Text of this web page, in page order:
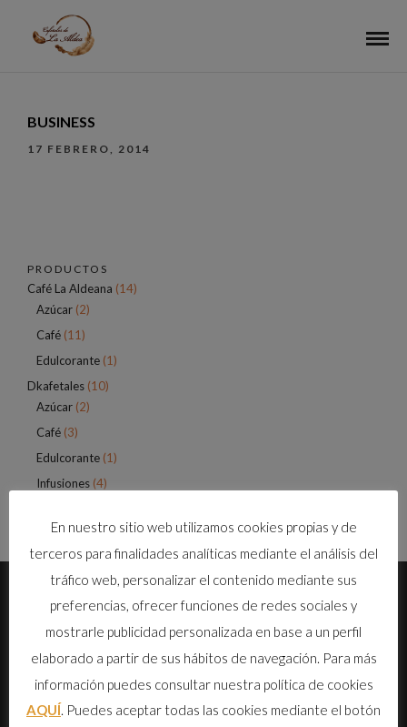
BUSINESS
17 FEBRERO, 2014
PRODUCTOS
Café La Aldeana (14)
Azúcar (2)
Café (11)
Edulcorante (1)
Dkafetales (10)
Azúcar (2)
Café (3)
Edulcorante (1)
Infusiones (4)
Cafetales de La Aldea es una empresa canaria que garantiza la
En nuestro sitio web utilizamos cookies propias y de
terceros para finalidades analíticas mediante el análisis del
tráfico web, personalizar el contenido mediante sus
preferencias, ofrecer funciones de redes sociales y
mostrarle publicidad personalizada en base a un perfil
elaborado a partir de sus hábitos de navegación. Para más
información puedes consultar nuestra política de cookies
AQUÍ. Puedes aceptar todas las cookies mediante el botón